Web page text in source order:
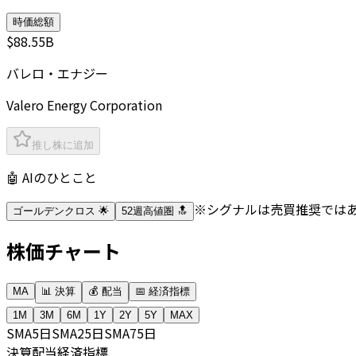
時価総額
$88.55B
バレロ・エナジー
Valero Energy Corporation
推し株に追加
🤖 AIのひとこと
ゴールデンクロス 🌟 52週高値圏 🔝 ※シグナルは売買推奨では
株価チャート
MA 📊 決算 💰 配当
📅 経済指標
1M
3M 6M 1Y 2Y 5Y MAX
SMA5日SMA25日SMA75日